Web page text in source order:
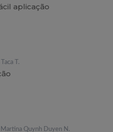
aplicação
T.
Martina Quynh Duyen N.